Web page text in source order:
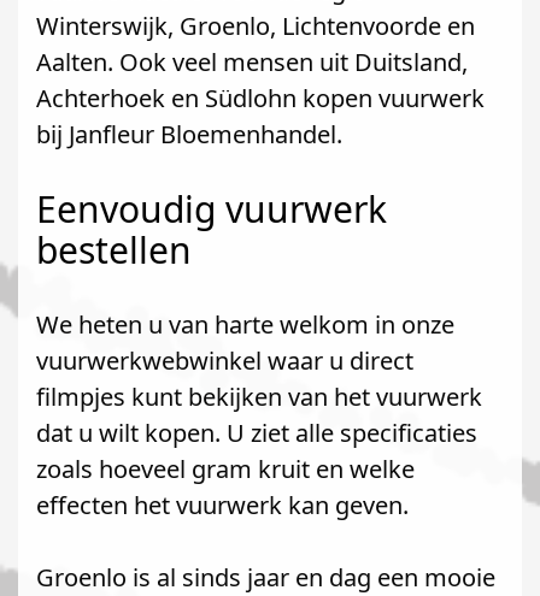
Winterswijk, Groenlo, Lichtenvoorde en
Aalten. Ook veel mensen uit Duitsland,
Achterhoek en Südlohn kopen vuurwerk
bij Janfleur Bloemenhandel.
Eenvoudig vuurwerk
bestellen
We heten u van harte welkom in onze
vuurwerkwebwinkel waar u direct
filmpjes kunt bekijken van het vuurwerk
dat u wilt kopen. U ziet alle specificaties
zoals hoeveel gram kruit en welke
effecten het vuurwerk kan geven.
Groenlo is al sinds jaar en dag een mooie